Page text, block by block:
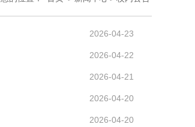
2026-04-23
2026-04-22
2026-04-21
2026-04-20
2026-04-20